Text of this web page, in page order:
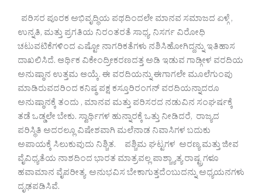
ಪರಿಸರ ಪೂರಕ ಅಭಿವೃದ್ಧಿಯ ಪಥದಿಂದಲೇ ಮಾನವ ಸಮಾಜದ ಏಳ್ಗೆ ,
ಉನ್ನತಿ, ಮತ್ತು ಪ್ರಗತಿಯ ನಿರಂತರತೆ ಸಾಧ್ಯ. ನಿಸರ್ಗ ವಿರೋಧಿ
ಚಟುವಟಿಕೆಗಳಿಂದ ಎಷ್ಟೋ ನಾಗರಿಕತೆಗಳು ನಶಿಸಿಹೋಗಿದ್ದನ್ನು ಇತಿಹಾಸ
ದಾಖಲಿಸಿದೆ. ಆರ್ಥಿಕ ವಿಕೇಂದ್ರೀಕರಣದತ್ತ ಅಡಿ ಇಡುವ ಗಾಡ್ಗೀಳ ವರದಿಯ
ಅನುಷ್ಠಾನ ಉತ್ತಮ ಆಯ್ಕೆ. ಈ ವರದಿಯನ್ನು ಈಗಾಗಲೇ ಮೂಲೆಗುಂಪು
ಮಾಡಿರುವದರಿಂದ ಕನಿಷ್ಠ ಪಕ್ಷ ಕಸ್ತೂರಿರಂಗನ್ ವರದಿಯನ್ನಾದರೂ
ಅನುಷ್ಠಾನಕ್ಕೆ ತಂದು , ಮಾನವ ಮತ್ತು ಪರಿಸರದ ನಡುವಿನ ಸಂಘರ್ಷಕ್ಕೆ
ತಡೆ ಒಡ್ಡಲೇ ಬೇಕು. ಸ್ವಾರ್ಥಿಗಳ ಹುನ್ನಾರಕ್ಕೆ ಒತ್ತು ನೀಡಿದರೆ, ರಾಜ್ಯದ
ಪರಿಸ್ಥಿತಿ ಅದರಲ್ಲೂ ವಿಷೇಶವಾಗಿ ಮಲೆನಾಡ ನಿವಾಸಿಗಳ ಬದುಕು
ಅಪಾಯಕ್ಕೆ ಸಿಲುಕುವುದು ನಿಶ್ಚಿತ. ಪಶ್ಚಿಮ ಘಟ್ಟಗಳ ಅರಣ್ಯ ಮತ್ತು ಜೀವ
ವೈವಿಧ್ಯತೆಯ ನಾಶದಿಂದ ಭಾರತ ಮಾತ್ರವಲ್ಲ ಪಾಶ್ಚ್ಯಾತ್ಯ ರಾಷ್ಟ್ರಗಳೂ
ಹವಾಮಾನ ವೈಪರೀತ್ಯ ಅನುಭವಿಸ ಬೇಕಾಗುತ್ತದೆಂಬುದನ್ನು ಅಧ್ಯಯನಗಳು
ದೃಢಪಡಿಸಿವೆ.